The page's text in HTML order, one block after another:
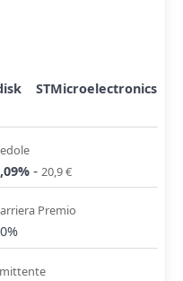
STMicroelectronics
- 20,9 €
Premio